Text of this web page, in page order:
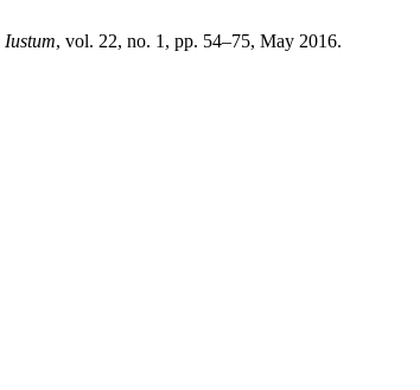
Iustum, vol. 22, no. 1, pp. 54–75, May 2016.